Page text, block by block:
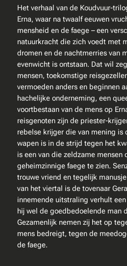
n
–
I
n
d
e
s
c
h
a
d
u
w
v
a
n
d
e
z
w
a
r
Het verhaal van de Koudvuur-
Erna, waar na twaalf eeuwen
mensheid en de faege – een
natuurkracht die zich voedt met
dromen en de nachtmerries van
evenwicht is ontstaan. Dat wil
mensen, toekomstige
vermoeden anders en beginnen
hachelijke onderneming, een
voortbestaan van de mens op
reisgenoten zijn de priester-
rebelse krijger die van mening is
wapen is in de strijd tegen het
is een van die zeldzame mensen
geheimzinnige faege te zien.
trouwe vriend en tegelijk
van het viertal is de tovenaar
innemende uitstraling verhult
hij wel de goedbedoelende man
Gezamenlijk nemen zij het op
mens bedreigt, tegen de
de faege.